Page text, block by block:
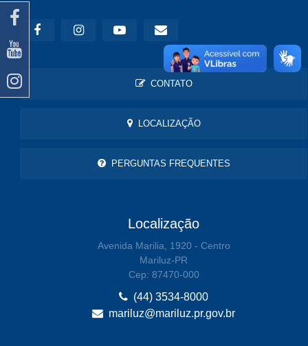
CONTATO
LOCALIZAÇÃO
PERGUNTAS FREQUENTES
Localização
Avenida Marilia, 1920 - Centro
Mariluz-PR
Cep: 87470-000
(44) 3534-8000
mariluz@mariluz.pr.gov.br